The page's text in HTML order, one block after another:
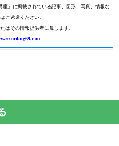
座』に掲載されている記事、図形、写真、情報な
ご遠慮ください。
はその情報提供者に属します。